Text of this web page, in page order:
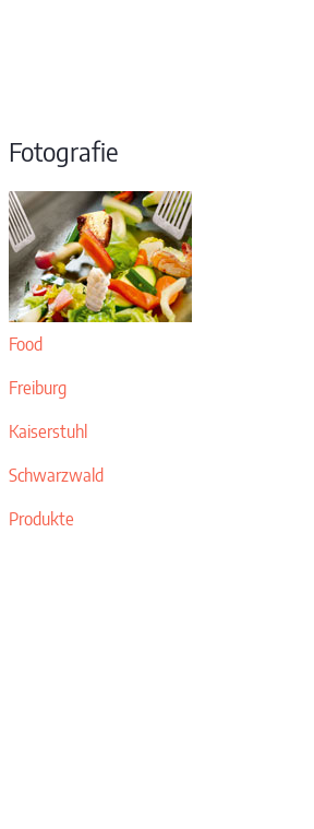
Fotografie
Food
Freiburg
Kaiserstuhl
Schwarzwald
Produkte